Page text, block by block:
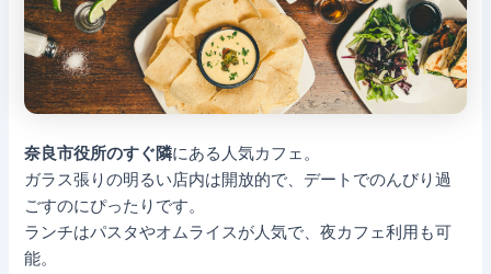
奈良市役所のすぐ隣にある人気カフェ。
ガラス張りの明るい店内は開放的で、デートでのんびり過
ごすのにぴったりです。
ランチはパスタやオムライスが人気で、夜カフェ利用も可
能。